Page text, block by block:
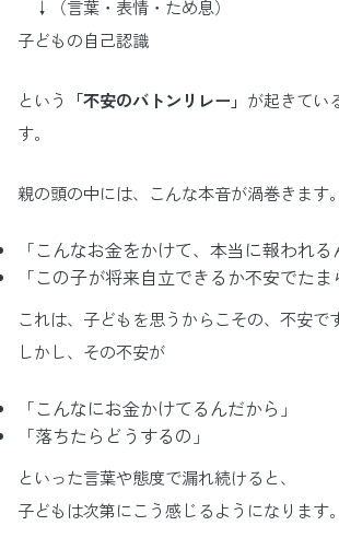
↓（言葉・表情・ため息）
子どもの自己認識
という 「不安のバトンリレー」 が起きてい
す。
親の頭の中には、こんな本音が渦巻きます。
「こんなお金をかけて、本当に報われる
「この子が将来自立できるか不安でたま
これは、子どもを思うからこその、不安で
しかし、その不安が
「こんなにお金かけてるんだから」
「落ちたらどうするの」
といった言葉や態度で漏れ続けると、
子どもは次第にこう感じるようになります。